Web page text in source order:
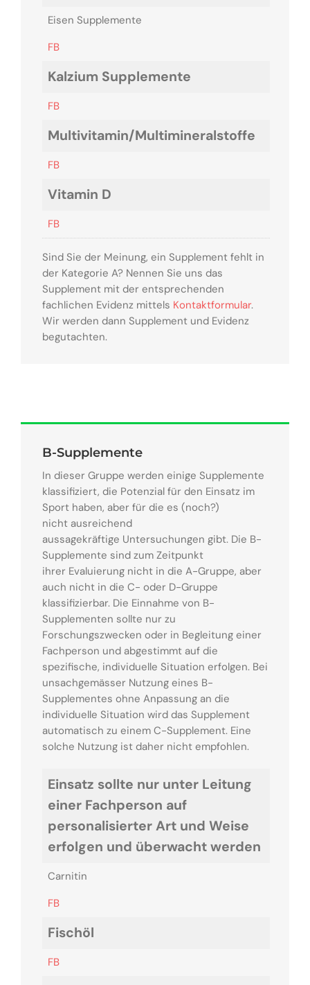
Eisen Supplemente
FB
Kalzium Supplemente
FB
Multivitamin/Multimineralstoffe
FB
Vitamin D
FB
Sind Sie der Meinung, ein Supplement fehlt in
der Kategorie A? Nennen Sie uns das
Supplement mit der entsprechenden
fachlichen Evidenz mittels Kontaktformular.
Wir werden dann Supplement und Evidenz
begutachten.
B-Supplemente
In dieser Gruppe werden einige Supplemente
klassifiziert, die Potenzial für den Einsatz im
Sport haben, aber für die es (noch?)
nicht ausreichend
aussagekräftige Untersuchungen gibt. Die B-
Supplemente sind zum Zeitpunkt
ihrer Evaluierung nicht in die A-Gruppe, aber
auch nicht in die C- oder D-Gruppe
klassifizierbar. Die Einnahme von B-
Supplementen sollte nur zu
Forschungszwecken oder in Begleitung einer
Fachperson und abgestimmt auf die
spezifische, individuelle Situation erfolgen. Bei
unsachgemässer Nutzung eines B-
Supplementes ohne Anpassung an die
individuelle Situation wird das Supplement
automatisch zu einem C-Supplement. Eine
solche Nutzung ist daher nicht empfohlen.
Einsatz sollte nur unter Leitung
einer Fachperson auf
personalisierter Art und Weise
erfolgen und überwacht werden
Carnitin
FB
Fischöl
FB